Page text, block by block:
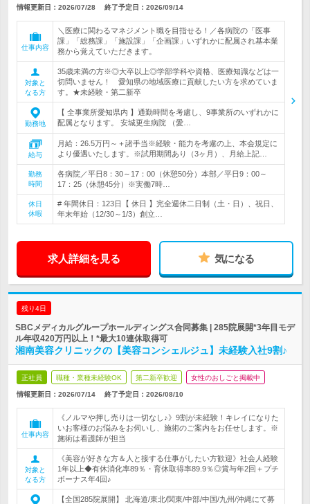
情報更新日：2026/07/28 終了予定日： 2026/09/14
仕事内容
＼医療に関わるマネジメント職を目指せる！／各病院の「医事
課」「総務課」「施設課」「企画課」いずれかに配属され基本業
務から覚えていただきます。
対象と
なる方
35歳未満の方※◎大卒以上◎学部学科や資格、医療知識などは一
切問いません！ 愛知県の地域医療に貢献したい方を求めていま
す。★未経験・第二新卒
勤務地
【 全事業所愛知県内 】通勤時間を考慮し、9事業所のいずれかに
配属となります。 安城更生病院 （愛…
給与
月給：26.5万円～＋諸手当※経験・能力を考慮の上、本会規定に
より優遇いたします。※試用期間あり（3ヶ月）、月給上記…
勤務
時間
各病院／平日8：30～17：00（休憩50分）本部／平日9：00～
17：25（休憩45分）※実働7時…
休日
休暇
# 年間休日：123日【 休日 】完全週休二日制（土・日）、祝日、
年末年始（12/30～1/3）創立…
求人詳細を見る 気になる
残り4日
SBCメディカルグループホールディングス合同募集 | 285院展開*3年目モデ
ル年収420万円以上！*最大10連休取得可
湘南美容クリニックの【美容コンシェルジュ】未経験入社9割♪
正社員 職種・業種未経験OK 第二新卒歓迎 女性のおしごと掲載中
情報更新日：2026/07/14 終了予定日： 2026/08/10
仕事内容
《ノルマや押し売りは一切なし♪》9割が未経験！キレイになりた
いお客様のお悩みをお伺いし、施術のご案内をお任せします。※
施術は看護師が担当
対象と
なる方
《美容が好きな方＆人と接する仕事がしたい方歓迎》社会人経験
1年以上◆有休消化率89％・育休取得率89.9％◎賞与年2回＋プチ
ボーナス年4回♪
【全国285院展開】 北海道/東北/関東/中部/中国/九州/沖縄にて募